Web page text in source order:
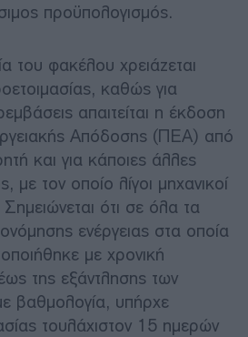
προϋπολογισμός.
του φακέλου χρειάζεται
καθώς για
απαιτείται η έκδοση
Απόδοσης (ΠΕΑ) από
και για κάποιες άλλες
με τον οποίο λίγοι μηχανικοί
Σημειώνεται ότι σε όλα τα
ενέργειας στα οποία
με χρονική
της εξάντλησης των
βαθμολογία, υπήρχε
τουλάχιστον 15 ημερών